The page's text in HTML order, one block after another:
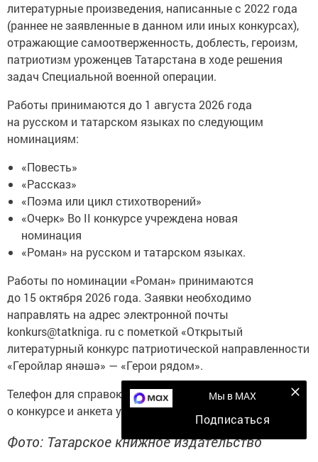
литературные произведения, написанные с 2022 года
(раннее не заявленные в данном или иных конкурсах),
отражающие самоотверженность, доблесть, героизм,
патриотизм уроженцев Татарстана в ходе решения
задач Специальной военной операции.
Работы принимаются до 1 августа 2026 года
на русском и татарском языках по следующим
номинациям:
«Повесть»
«Рассказ»
«Поэма или цикл стихотворений»
«Очерк» Во II конкурсе учреждена новая
номинация
«Роман» на русском и татарском языках.
Работы по номинации «Роман» принимаются
до 15 октября 2026 года. Заявки необходимо
направлять на адрес электронной почты
konkurs@tatkniga. ru с пометкой «Открытый
литературный конкурс патриотической направленности
«Геройлар янәшә» — «Герои рядом».
Телефон для справок: 8 (843) 519-45-39. Положение
о конкурсе и анкета участника доступны
Фото: Татарское книжное издательство
Мы в MAX
Подписаться